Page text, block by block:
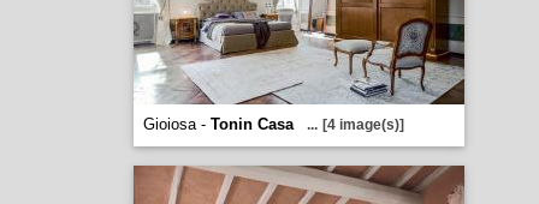
Gioiosa - Tonin Casa ... [4 image(s)]